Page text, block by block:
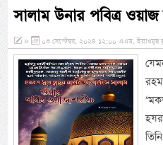
সালাম উনার পবিত্র
» ০৩ সেপ্টেম্বর, ২০২৪ ১২:০০ এএম, ইয়াওমুছ